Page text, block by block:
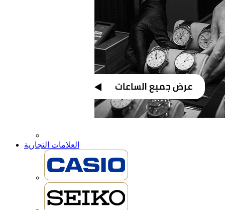
العلامات التجارية